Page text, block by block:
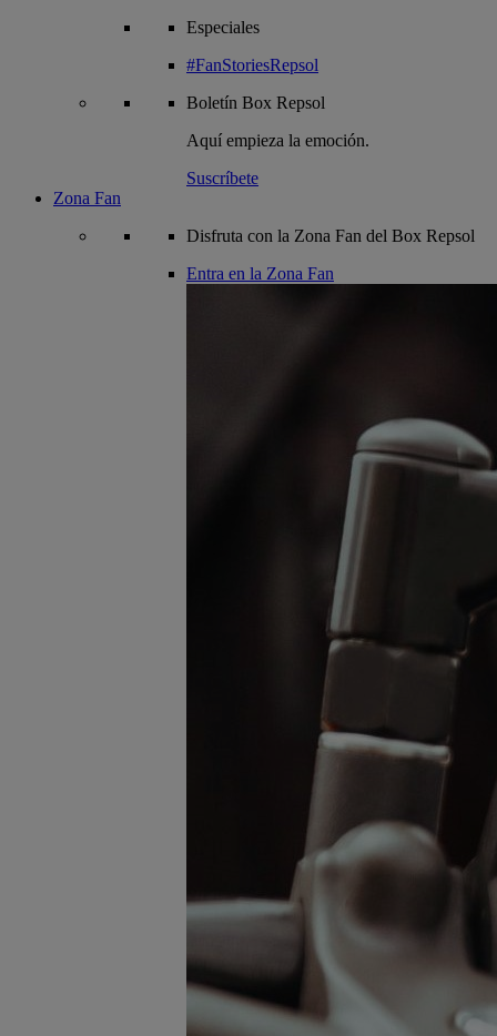
Especiales
#FanStoriesRepsol
Boletín Box Repsol
Aquí empieza la emoción.
Suscríbete
Zona Fan
Disfruta con la Zona Fan del Box Repsol
Entra en la Zona Fan